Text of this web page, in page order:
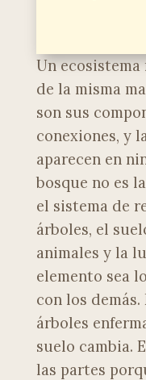
Un
de la misma
son sus
conexiones, y
aparecen en
bosque no es
el sistema de
árboles, el
animales y la
elemento sea
con los
árboles
suelo cambia.
las partes